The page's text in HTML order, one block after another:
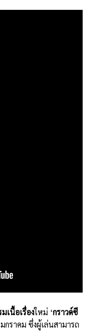
มเนื้อเรื่องใหม่ ‘กราวด์ซี
กราคม ซึ่งผู้เล่นสามารถ